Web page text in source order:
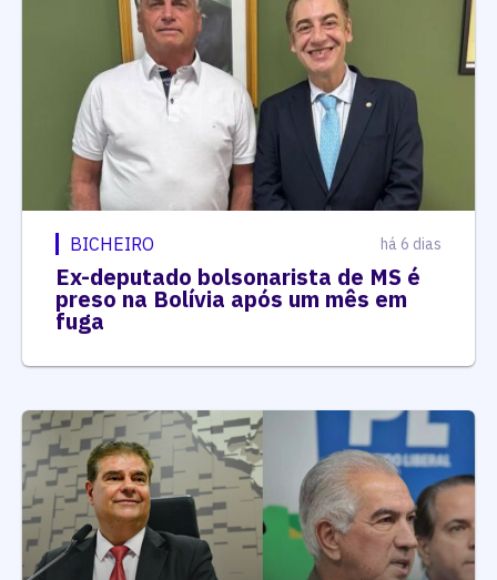
BICHEIRO há 6 dias
Ex-deputado bolsonarista de MS é
preso na Bolívia após um mês em
fuga